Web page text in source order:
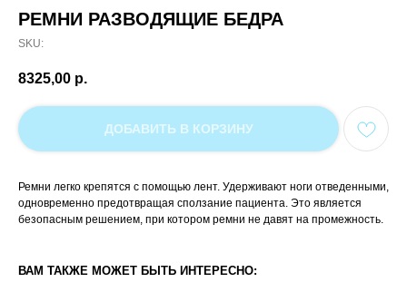
РЕМНИ РАЗВОДЯЩИЕ БЕДРА
SKU:
8325,00 р.
ДОБАВИТЬ В КОРЗИНУ
Ремни легко крепятся с помощью лент. Удерживают ноги отведенными,
одновременно предотвращая сползание пациента. Это является
безопасным решением, при котором ремни не давят на промежность.
ВАМ ТАКЖЕ МОЖЕТ БЫТЬ ИНТЕРЕСНО: